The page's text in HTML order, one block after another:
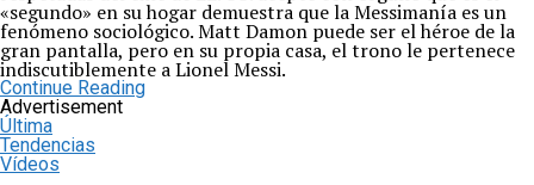
«segundo» en su hogar demuestra que la Messimanía es un
fenómeno sociológico. Matt Damon puede ser el héroe de la
gran pantalla, pero en su propia casa, el trono le pertenece
indiscutiblemente a Lionel Messi.
Continue Reading
Advertisement
Última
Tendencias
Vídeos